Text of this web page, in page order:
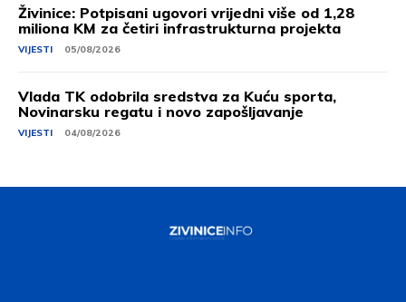
Živinice: Potpisani ugovori vrijedni više od 1,28
miliona KM za četiri infrastrukturna projekta
VIJESTI 05/08/2026
Vlada TK odobrila sredstva za Kuću sporta,
Novinarsku regatu i novo zapošljavanje
VIJESTI 04/08/2026